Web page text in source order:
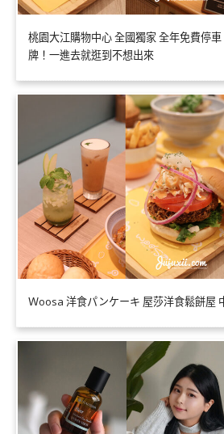
桃園大江購物中心 全國獨家 全年免費停
牌！一進去就逛到不想出來
Ｗoosa 洋食パンケーキ 屋莎洋食鬆餅屋